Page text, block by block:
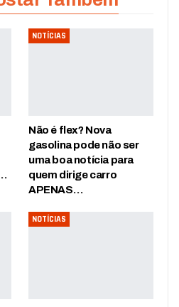
NOTÍCIAS
Não é flex? Nova
gasolina pode não ser
uma boa notícia para
quem dirige carro
APENAS…
NOTÍCIAS